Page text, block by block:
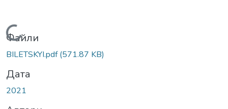
Вантажиться...
Файли
BILETSKYI.pdf(571.87 KB)
Дата
2021